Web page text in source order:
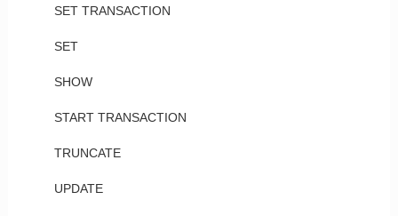
SET TRANSACTION
SET
SHOW
START TRANSACTION
TRUNCATE
UPDATE